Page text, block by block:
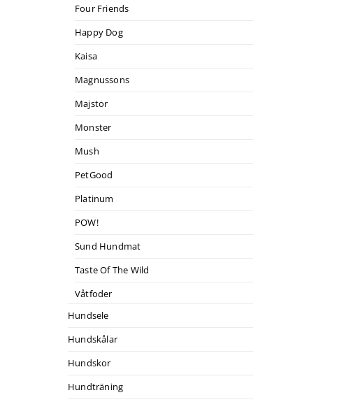
Four Friends
Happy Dog
Kaisa
Magnussons
Majstor
Monster
Mush
PetGood
Platinum
POW!
Sund Hundmat
Taste Of The Wild
Våtfoder
Hundsele
Hundskålar
Hundskor
Hundträning